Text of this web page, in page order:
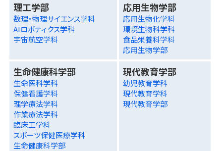
理工学部
数理・物理サイエンス学科
AIロボティクス学科
宇宙航空学科
応用生物学部
応用生物化学科
環境生物科学科
食品栄養科学科
応用生物学部
生命健康科学部
生命医科学科
保健看護学科
理学療法学科
作業療法学科
臨床工学科
スポーツ保健医療学科
生命健康科学部
現代教育学部
幼児教育学科
現代教育学科
現代教育学部